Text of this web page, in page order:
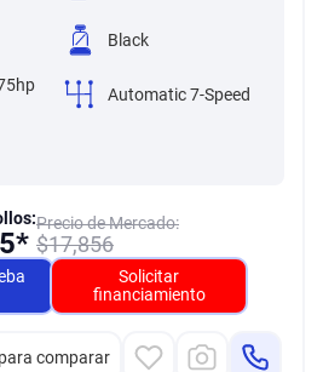
Black
Automatic 7-Speed
Precio de Mercado:
$17,856
Solicitar
financiamiento
comparar